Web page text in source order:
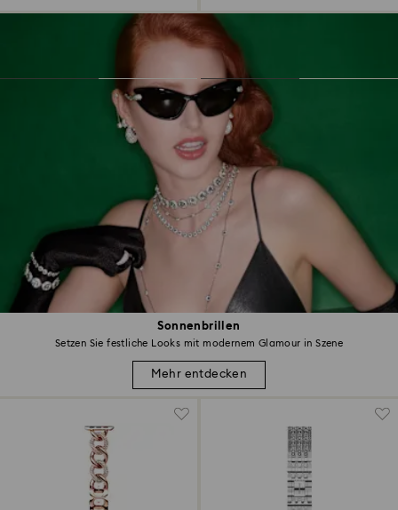
Sonnenbrillen
Setzen Sie festliche Looks mit modernem Glamour in Szene
Mehr entdecken